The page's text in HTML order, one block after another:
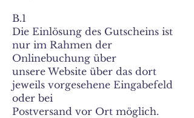
B.1
Die Einlösung des Gutscheins ist
nur im Rahmen der
Onlinebuchung über
unsere Website über das dort
jeweils vorgesehene Eingabefeld
oder bei
Postversand vor Ort möglich.